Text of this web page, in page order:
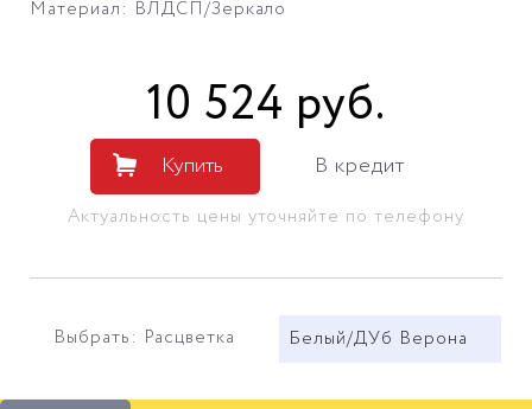
Материал: ВЛДСП/Зеркало
10 524 руб.
Купить В кредит
Актуальность цены уточняйте по телефону
Выбрать: Расцветка Белый/ДУб Верона